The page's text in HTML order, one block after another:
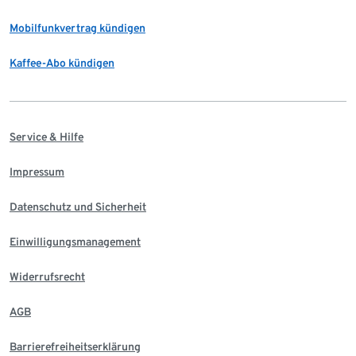
Mobilfunkvertrag kündigen
Kaffee-Abo kündigen
Service & Hilfe
Impressum
Datenschutz und Sicherheit
Einwilligungsmanagement
Widerrufsrecht
AGB
Barrierefreiheitserklärung